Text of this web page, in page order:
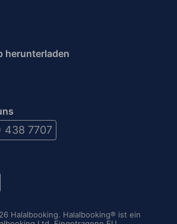
herunterladen
438 7707
Halalbooking. Halalbooking® ist ein